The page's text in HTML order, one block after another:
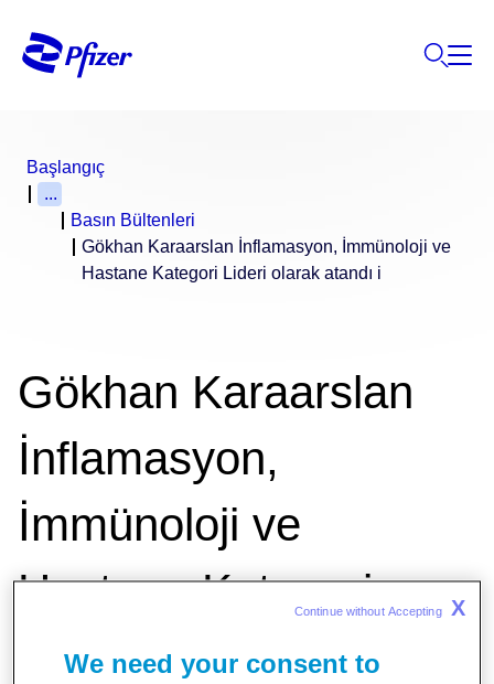
Başlangıç
...
Basın Bültenleri
Gökhan Karaarslan İnflamasyon, İmmünoloji ve
Hastane Kategori Lideri olarak atandı i
Gökhan Karaarslan
İnflamasyon,
İmmünoloji ve
Hastane Kategori
Lideri olarak atandı
We need your consent to
Continue without Accepting X